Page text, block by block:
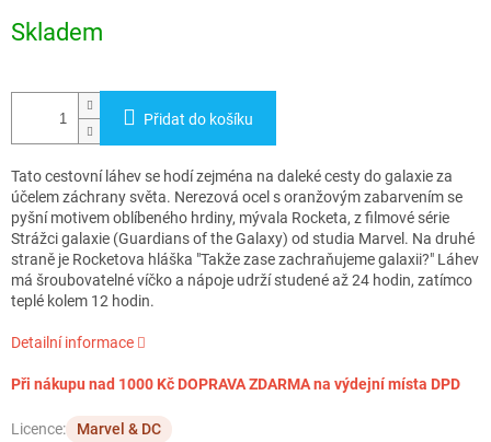
cena:
Skladem
Přidat do košíku
Tato cestovní láhev se hodí zejména na daleké cesty do galaxie za
účelem záchrany světa. Nerezová ocel s oranžovým zabarvením se
pyšní motivem oblíbeného hrdiny, mývala Rocketa, z filmové série
Strážci galaxie (Guardians of the Galaxy) od studia Marvel. Na druhé
straně je Rocketova hláška "Takže zase zachraňujeme galaxii?" Láhev
má šroubovatelné víčko a nápoje udrží studené až 24 hodin, zatímco
teplé kolem 12 hodin.
Detailní informace
Při nákupu nad 1000 Kč DOPRAVA ZDARMA na výdejní místa DPD
Licence: Marvel & DC